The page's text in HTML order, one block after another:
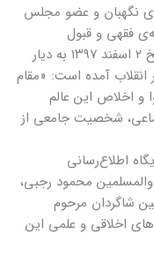
نگهبان و عضو مجلس
فقهی و قبول
مسئولیت‌های خطیر انقلاب اسلامی در تاریخ ۲ اسفند ۱۳۹۷ به دیار
آمده است: «مقام
و اخلاص این عالم
شخصیت جامعی از
اطلاع‌رسانی
محمود رجبی،
شاگردان مرحوم
اخلاقی و علمی این